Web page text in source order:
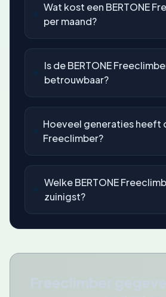
Wat kost een BERTONE
per maand?
Is de BERTONE
betrouwbaar?
Hoeveel generaties heeft
Freeclimber?
Welke BERTONE
zuinigst?